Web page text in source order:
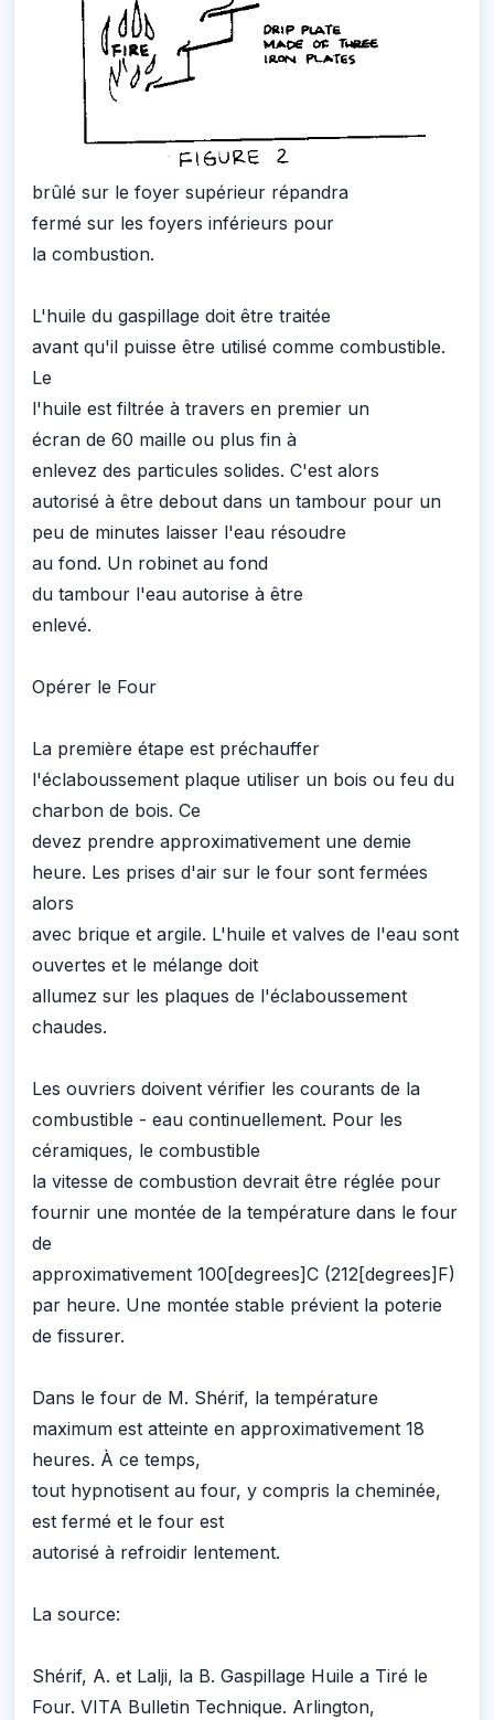
brûlé sur le foyer supérieur répandra
fermé sur les foyers inférieurs pour
la combustion.
L'huile du gaspillage doit être traitée
avant qu'il puisse être utilisé comme combustible.
Le
l'huile est filtrée à travers en premier un
écran de 60 maille ou plus fin à
enlevez des particules solides. C'est alors
autorisé à être debout dans un tambour pour un
peu de minutes laisser l'eau résoudre
au fond. Un robinet au fond
du tambour l'eau autorise à être
enlevé.
Opérer le Four
La première étape est préchauffer
l'éclaboussement plaque utiliser un bois ou feu du
charbon de bois. Ce
devez prendre approximativement une demie
heure. Les prises d'air sur le four sont fermées
alors
avec brique et argile. L'huile et valves de l'eau sont
ouvertes et le mélange doit
allumez sur les plaques de l'éclaboussement
chaudes.
Les ouvriers doivent vérifier les courants de la
combustible - eau continuellement. Pour les
céramiques, le combustible
la vitesse de combustion devrait être réglée pour
fournir une montée de la température dans le four
de
approximativement 100[degrees]C (212[degrees]F)
par heure. Une montée stable prévient la poterie
de fissurer.
Dans le four de M. Shérif, la température
maximum est atteinte en approximativement 18
heures. À ce temps,
tout hypnotisent au four, y compris la cheminée,
est fermé et le four est
autorisé à refroidir lentement.
La source:
Shérif, A. et Lalji, la B. Gaspillage Huile a Tiré le
Four. VITA Bulletin Technique. Arlington,